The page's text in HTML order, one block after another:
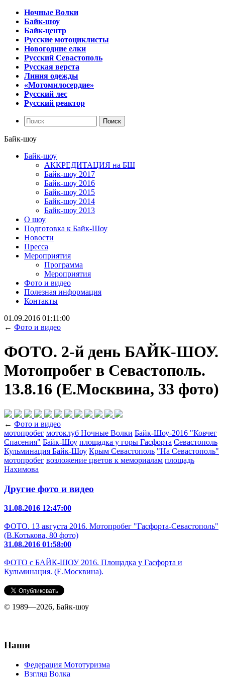
Ночные Волки
Байк-шоу
Байк-центр
Русские мотоциклисты
Новогодние елки
Русский Севастополь
Русская верста
Линия одежды
«Мотомилосердие»
Русский лес
Русский реактор
Байк-шоу
Байк-шоу
АККРЕДИТАЦИЯ на БШ
Байк-шоу 2017
Байк-шоу 2016
Байк-шоу 2015
Байк-шоу 2014
Байк-шоу 2013
О шоу
Подготовка к Байк-Шоу
Новости
Пресса
Мероприятия
Программа
Мероприятия
Фото и видео
Полезная информация
Контакты
01.09.2016 01:11:00
← Фото и видео
ФОТО. 2-й день БАЙК-ШОУ.
Мотопробег в Севастополь.
13.8.16 (Е.Москвина, 33 фото)
← Фото и видео
мотопробег мотоклуб Ночные Волки Байк-Шоу-2016 "Ковчег
Спасения" Байк-Шоу площадка у горы Гасфорта Севастополь
Кульминация Байк-Шоу Крым Севастополь "На Севастополь"
мотопробег возложение цветов к мемориалам площадь
Нахимова
Другие фото и видео
31.08.2016 12:47:00
ФОТО. 13 августа 2016. Мотопробег "Гасфорта-Севастополь"
(В.Котькова, 80 фото)
31.08.2016 01:58:00
ФОТО с БАЙК-ШОУ 2016. Площадка у Гасфорта и
Кульминация. (Е.Москвина).
© 1989—2026, Байк-шоу
Наши
Федерация Мототуризма
Взгляд Волка